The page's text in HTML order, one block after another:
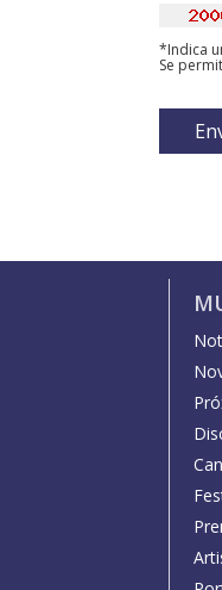
*Indica
Se